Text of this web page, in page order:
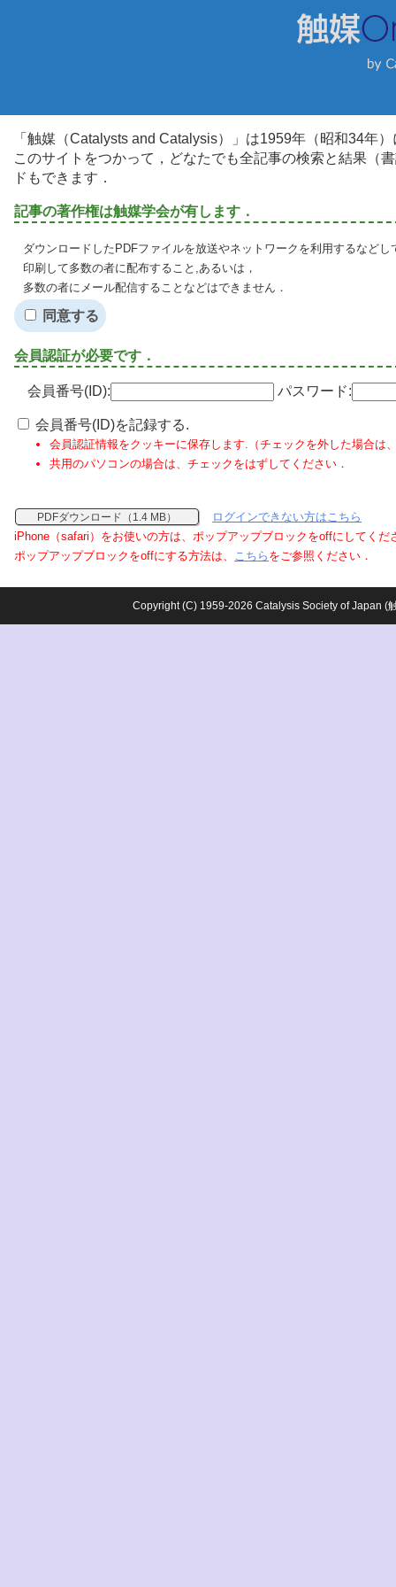
「触媒（Catalysts and Catalysis）」は1959年（昭和34年
このサイトをつかって，どなたでも全記事の検索と結果（
ドもできます．
記事の著作権は触媒学会が有します．
ダウンロードしたPDFファイルを放送やネットワークを利用するなど
印刷して多数の者に配布すること,あるいは，
多数の者にメール配信することなどはできません．
同意する
会員認証が必要です．
会員番号(ID): パスワード:
会員番号(ID)を記録する.
会員認証情報をクッキーに保存します.（チェックを外した場合は
共用のパソコンの場合は、チェックをはずしてください．
PDFダウンロード（1.4 MB）
ログインできない方はこちら
iPhone（safari）をお使いの方は、ポップアップブロックをoffにしてくだ
ポップアップブロックをoffにする方法は、 こちら をご参照ください．
Copyright (C) 1959-2026 Catalysis Society of Japan (